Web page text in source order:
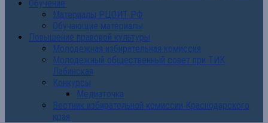
Обучение
Материалы РЦОИТ РФ
Обучающие материалы
Повышение правовой культуры
Молодежная избирательная комиссия
Молодежный общественный совет при ТИК
Лабинская
Конкурсы
Медиаточка
Вестник избирательной комиссии Краснодарского
края